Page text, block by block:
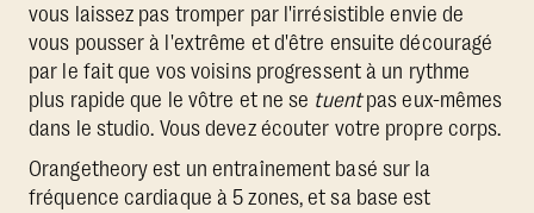
vous laissez pas tromper par l'irrésistible envie de
vous pousser à l'extrême et d'être ensuite découragé
par le fait que vos voisins progressent à un rythme
plus rapide que le vôtre et ne se tuentpas eux-mêmes
dans le studio. Vous devez écouter votre propre corps.
Orangetheory est un entraînement basé sur la
fréquence cardiaque à 5 zones, et sa base est